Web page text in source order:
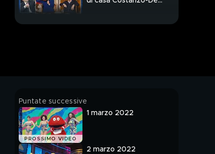
ruolo del digitale
italiana con Putin
Puntate successive
PROSSIMO VIDEO
1 marzo 2022
2 marzo 2022